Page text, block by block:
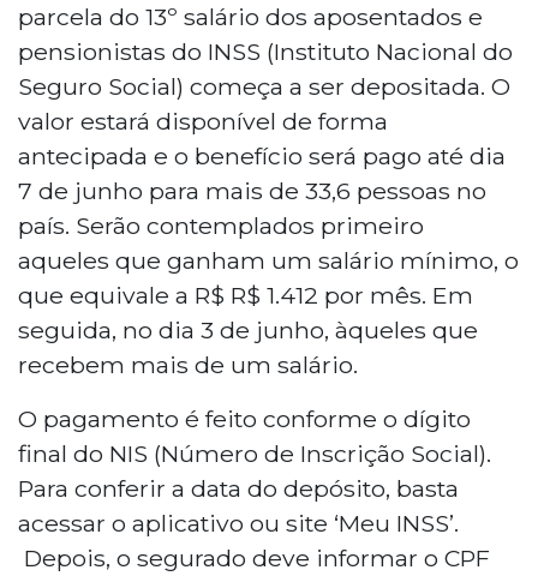
parcela do 13º salário dos aposentados e
pensionistas do INSS (Instituto Nacional do
Seguro Social) começa a ser depositada. O
valor estará disponível de forma
antecipada e o benefício será pago até dia
7 de junho para mais de 33,6 pessoas no
país. Serão contemplados primeiro
aqueles que ganham um salário mínimo, o
que equivale a R$ R$ 1.412 por mês. Em
seguida, no dia 3 de junho, àqueles que
recebem mais de um salário.
O pagamento é feito conforme o dígito
final do NIS (Número de Inscrição Social).
Para conferir a data do depósito, basta
acessar o aplicativo ou site ‘Meu INSS’.
Depois, o segurado deve informar o CPF